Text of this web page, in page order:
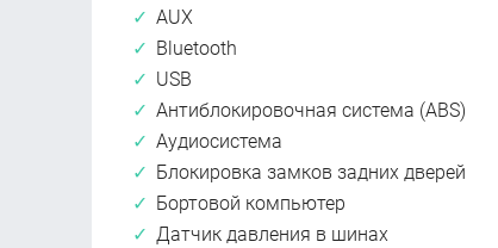
AUX
Bluetooth
USB
Антиблокировочная система (ABS)
Аудиосистема
Блокировка замков задних дверей
Бортовой компьютер
Датчик давления в шинах